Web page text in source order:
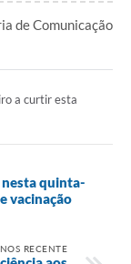
de Comunicação
a curtir esta
nesta quinta-
vacinação
RECENTE